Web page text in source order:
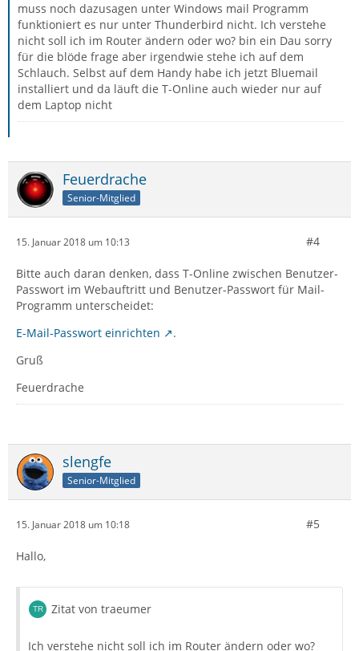
muss noch dazusagen unter Windows mail Programm
funktioniert es nur unter Thunderbird nicht. Ich verstehe
nicht soll ich im Router ändern oder wo? bin ein Dau sorry
für die blöde frage aber irgendwie stehe ich auf dem
Schlauch. Selbst auf dem Handy habe ich jetzt Bluemail
installiert und da läuft die T-Online auch wieder nur auf
dem Laptop nicht
Feuerdrache
Senior-Mitglied
15. Januar 2018 um 10:13 #4
Bitte auch daran denken, dass T-Online zwischen Benutzer-
Passwort im Webauftritt und Benutzer-Passwort für Mail-
Programm unterscheidet:
E-Mail-Passwort einrichten
.
Gruß
Feuerdrache
slengfe
Senior-Mitglied
15. Januar 2018 um 10:18 #5
Hallo,
Zitat von traeumer
Ich verstehe nicht soll ich im Router ändern oder wo?